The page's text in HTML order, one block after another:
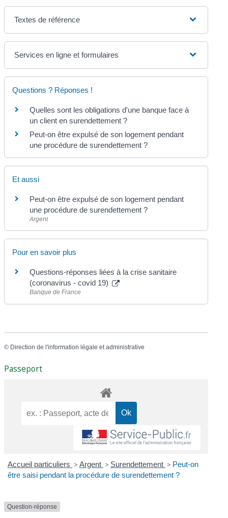
Textes de référence
Services en ligne et formulaires
Questions ? Réponses !
Quelles sont les obligations d'une banque face à
un client en surendettement ?
Peut-on être expulsé de son logement pendant
une procédure de surendettement ?
Et aussi
Peut-on être expulsé de son logement pendant
une procédure de surendettement ?
Argent
Pour en savoir plus
Questions-réponses liées à la crise sanitaire
(coronavirus - covid 19)
Banque de France
© Direction de l'information légale et administrative
Passeport
Accueil particuliers > Argent > Surendettement > Peut-on
être saisi pendant la procédure de surendettement ?
Question-réponse